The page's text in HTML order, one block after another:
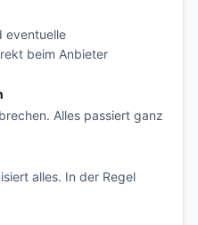
eventuelle
beim Anbieter
Alles passiert ganz
alles. In der Regel